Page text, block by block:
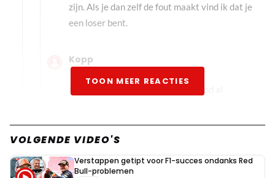
zijn. Als je dan zelf de fout maakt vind ik dat je
een loser bent.
Kopp
moment onder veel druk een fout maakt, dan ben
je geen echte winnaar.
TOON MEER REACTIES
VOLGENDE VIDEO'S
Verstappen getipt voor F1-succes ondanks Red
Bull-problemen